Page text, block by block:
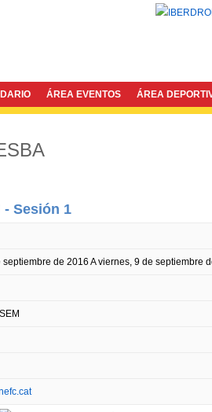
ÁREA EVENTOS ÁREA
- Sesión 1
septiembre de 2016 Aviernes, 9 de septiembre